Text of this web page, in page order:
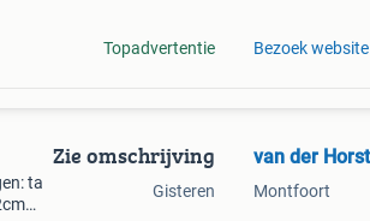
Topadvertentie Bezoek website
ta
Zie omschrijving
Gisteren Montfoort